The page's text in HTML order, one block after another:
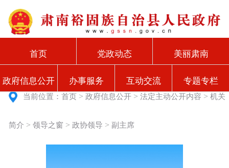
首页 党政动态 美丽肃南
政府信息公开 办事服务 互动交流 专题专栏
当前位置：首页 >政府信息公开 >法定主动公开内容 >机关
简介 >领导之窗 >政协领导 >副主席